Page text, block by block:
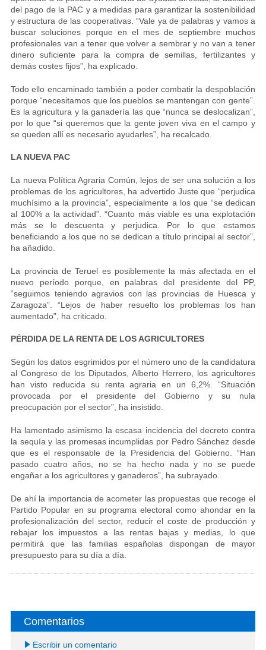
del pago de la PAC y a medidas para garantizar la sostenibilidad
y estructura de las cooperativas. “Vale ya de palabras y vamos a
buscar soluciones porque en el mes de septiembre muchos
profesionales van a tener que volver a sembrar y no van a tener
dinero suficiente para la compra de semillas, fertilizantes y
demás costes fijos”, ha explicado.
Todo ello encaminado también a poder combatir la despoblación
porque “necesitamos que los pueblos se mantengan con gente”.
Es la agricultura y la ganadería las que “nunca se deslocalizan”,
por lo que “si queremos que la gente joven viva en el campo y
se queden allí es necesario ayudarles”, ha recalcado.
LA NUEVA PAC
La nueva Política Agraria Común, lejos de ser una solución a los
problemas de los agricultores, ha advertido Juste que “perjudica
muchísimo a la provincia”, especialmente a los que “se dedican
al 100% a la actividad”. “Cuanto más viable es una explotación
más se le descuenta y perjudica. Por lo que estamos
beneficiando a los que no se dedican a título principal al sector”,
ha añadido.
La provincia de Teruel es posiblemente la más afectada en el
nuevo período porque, en palabras del presidente del PP,
“seguimos teniendo agravios con las provincias de Huesca y
Zaragoza”. “Lejos de haber resuelto los problemas los han
aumentado”, ha criticado.
PÉRDIDA DE LA RENTA DE LOS AGRICULTORES
Según los datos esgrimidos por el número uno de la candidatura
al Congreso de los Diputados, Alberto Herrero, los agricultores
han visto reducida su renta agraria en un 6,2%. “Situación
provocada por el presidente del Gobierno y su nula
preocupación por el sector”, ha insistido.
Ha lamentado asimismo la escasa incidencia del decreto contra
la sequía y las promesas incumplidas por Pedro Sánchez desde
que es el responsable de la Presidencia del Gobierno. “Han
pasado cuatro años, no se ha hecho nada y no se puede
engañar a los agricultores y ganaderos”, ha subrayado.
De ahí la importancia de acometer las propuestas que recoge el
Partido Popular en su programa electoral como ahondar en la
profesionalización del sector, reducir el coste de producción y
rebajar los impuestos a las rentas bajas y medias, lo que
permitirá que las familias españolas dispongan de mayor
presupuesto para su día a día.
Comentarios
Escribir un comentario